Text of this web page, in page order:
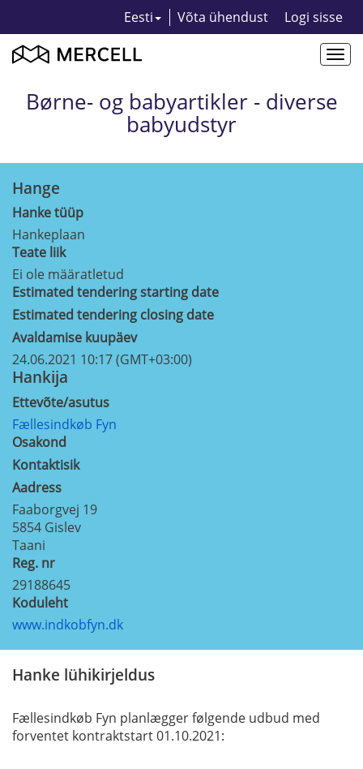
Eesti Võta ühendust Logi sisse
Børne- og babyartikler - diverse
babyudstyr
Hange
Hanke tüüp
Hankeplaan
Teate liik
Ei ole määratletud
Estimated tendering starting date
Estimated tendering closing date
Avaldamise kuupäev
24.06.2021 10:17 (GMT+03:00)
Hankija
Ettevõte/asutus
Fællesindkøb Fyn
Osakond
Kontaktisik
Aadress
Faaborgvej 19
5854 Gislev
Taani
Reg. nr
29188645
Koduleht
www.indkobfyn.dk
Hanke lühikirjeldus
Fællesindkøb Fyn planlægger følgende udbud med
forventet kontraktstart 01.10.2021: